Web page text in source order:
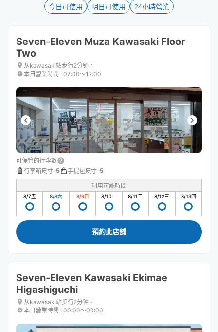
keyboard
shortcuts
for
changing
key
to
keyboard
for
changing
今日可使用 明日可使用 24小時營業
Seven-Eleven Muza Kawasaki Floor
Two
从kawasaki站步行2分钟。
本日營業時間 : 07:00〜17:00
可保管的行李數
行李箱尺寸 :5 手提包尺寸 :5
利用可能時間
8/7五 8/8六 8/9日 8/10一 8/11二 8/12三 8/13四
預約此店舖
Seven-Eleven Kawasaki Ekimae
Higashiguchi
从kawasaki站步行2分钟。
本日營業時間 : 00:00〜00:00